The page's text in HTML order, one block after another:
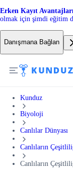
Erken Kayıt
olmak için şimdi eğitim
Danışmana Bağlan
Kunduz
Biyoloji
Canlılar Dünyası
Canlıların
Canlıların